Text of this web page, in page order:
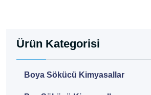
Ürün Kategorisi
Boya Sökücü Kimyasallar